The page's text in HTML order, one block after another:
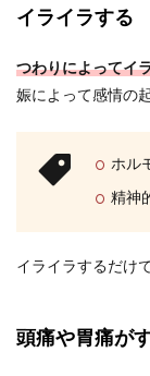
イライラする
つわりによってイ
娠によって感情の
ホル
精神
イライラするだけ
頭痛や胃痛が